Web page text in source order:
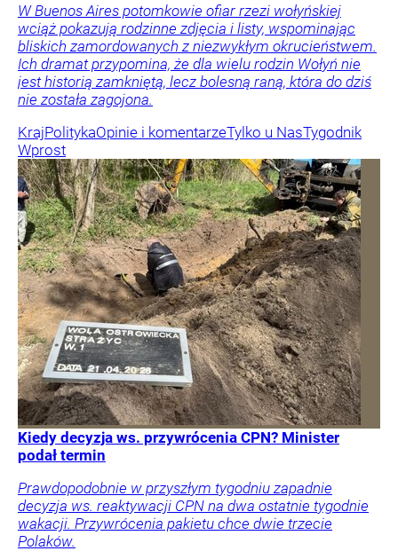
W Buenos Aires potomkowie ofiar rzezi wołyńskiej
wciąż pokazują rodzinne zdjęcia i listy, wspominając
bliskich zamordowanych z niezwykłym okrucieństwem.
Ich dramat przypomina, że dla wielu rodzin Wołyń nie
jest historią zamkniętą, lecz bolesną raną, która do dziś
nie została zagojona.
KrajPolitykaOpinie i komentarzeTylko u NasTygodnik
Wprost
Kiedy decyzja ws. przywrócenia CPN? Minister
podał termin
Prawdopodobnie w przyszłym tygodniu zapadnie
decyzja ws. reaktywacji CPN na dwa ostatnie tygodnie
wakacji. Przywrócenia pakietu chce dwie trzecie
Polaków.